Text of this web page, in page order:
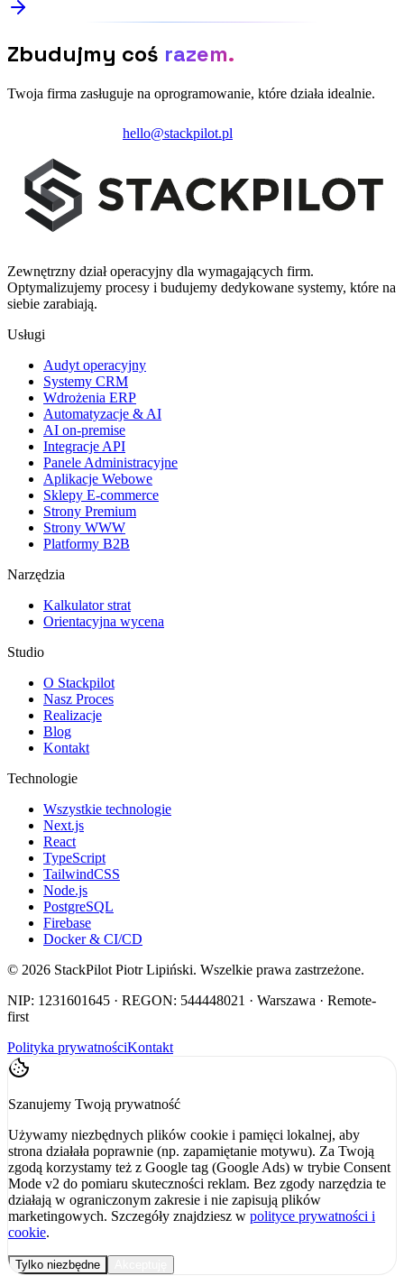
Zbudujmy coś razem.
Twoja firma zasługuje na oprogramowanie, które działa idealnie.
hello@stackpilot.pl
Zewnętrzny dział operacyjny dla wymagających firm.
Optymalizujemy procesy i budujemy dedykowane systemy, które na
siebie zarabiają.
Usługi
Audyt operacyjny
Systemy CRM
Wdrożenia ERP
Automatyzacje & AI
AI on-premise
Integracje API
Panele Administracyjne
Aplikacje Webowe
Sklepy E-commerce
Strony Premium
Strony WWW
Platformy B2B
Narzędzia
Kalkulator strat
Orientacyjna wycena
Studio
O Stackpilot
Nasz Proces
Realizacje
Blog
Kontakt
Technologie
Wszystkie technologie
Next.js
React
TypeScript
TailwindCSS
Node.js
PostgreSQL
Firebase
Docker & CI/CD
© 2026 StackPilot Piotr Lipiński. Wszelkie prawa zastrzeżone.
NIP: 1231601645 · REGON: 544448021 · Warszawa · Remote-
first
Polityka prywatnościKontakt
Szanujemy Twoją prywatność
Używamy niezbędnych plików cookie i pamięci lokalnej, aby
strona działała poprawnie (np. zapamiętanie motywu). Za Twoją
zgodą korzystamy też z Google tag (Google Ads) w trybie Consent
Mode v2 do pomiaru skuteczności reklam. Bez zgody narzędzia te
działają w ograniczonym zakresie i nie zapisują plików
marketingowych. Szczegóły znajdziesz w polityce prywatności i
cookie.
Tylko niezbędne